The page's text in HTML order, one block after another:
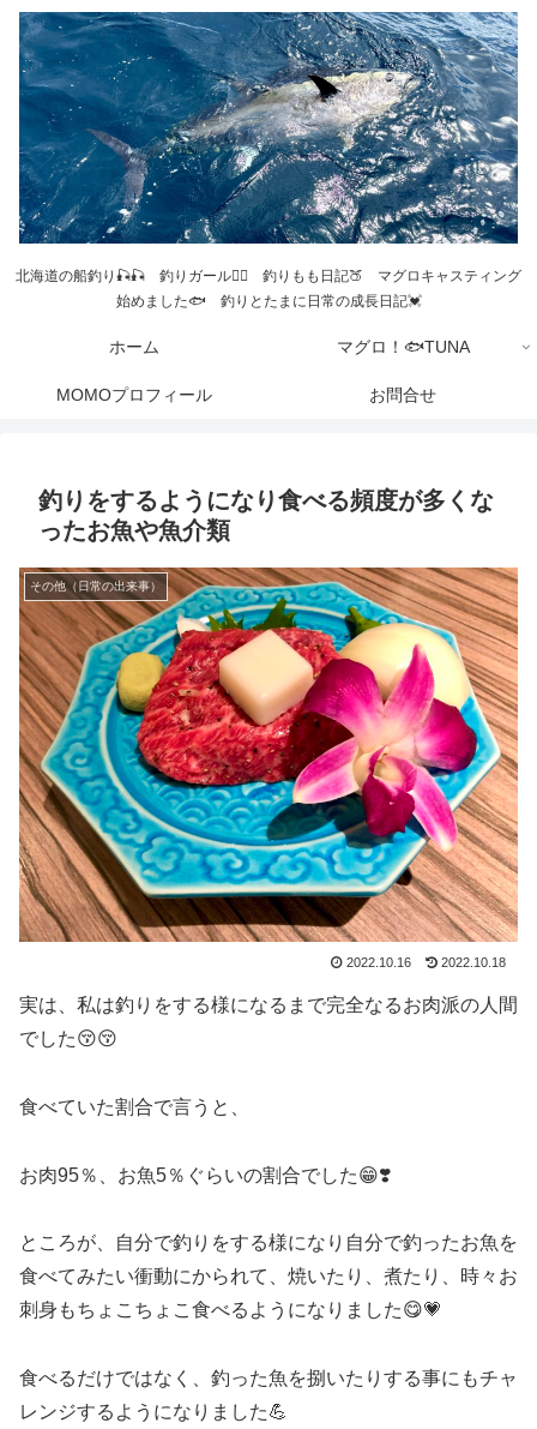
北海道の船釣り🎣🎣 釣りガール💁‍♀️ 釣りもも日記🍑 マグロキャスティング
始めました🐟 釣りとたまに日常の成長日記💓
ホーム マグロ！🐟TUNA
MOMOプロフィール お問合せ
釣りをするようになり食べる頻度が多くな
ったお魚や魚介類
その他（日常の出来事）
2022.10.16 2022.10.18
実は、私は釣りをする様になるまで完全なるお肉派の人間
でした😚😚
食べていた割合で言うと、
お肉95％、お魚5％ぐらいの割合でした😁❣️
ところが、自分で釣りをする様になり自分で釣ったお魚を
食べてみたい衝動にかられて、焼いたり、煮たり、時々お
刺身もちょこちょこ食べるようになりました😋💗
食べるだけではなく、釣った魚を捌いたりする事にもチャ
レンジするようになりました💪